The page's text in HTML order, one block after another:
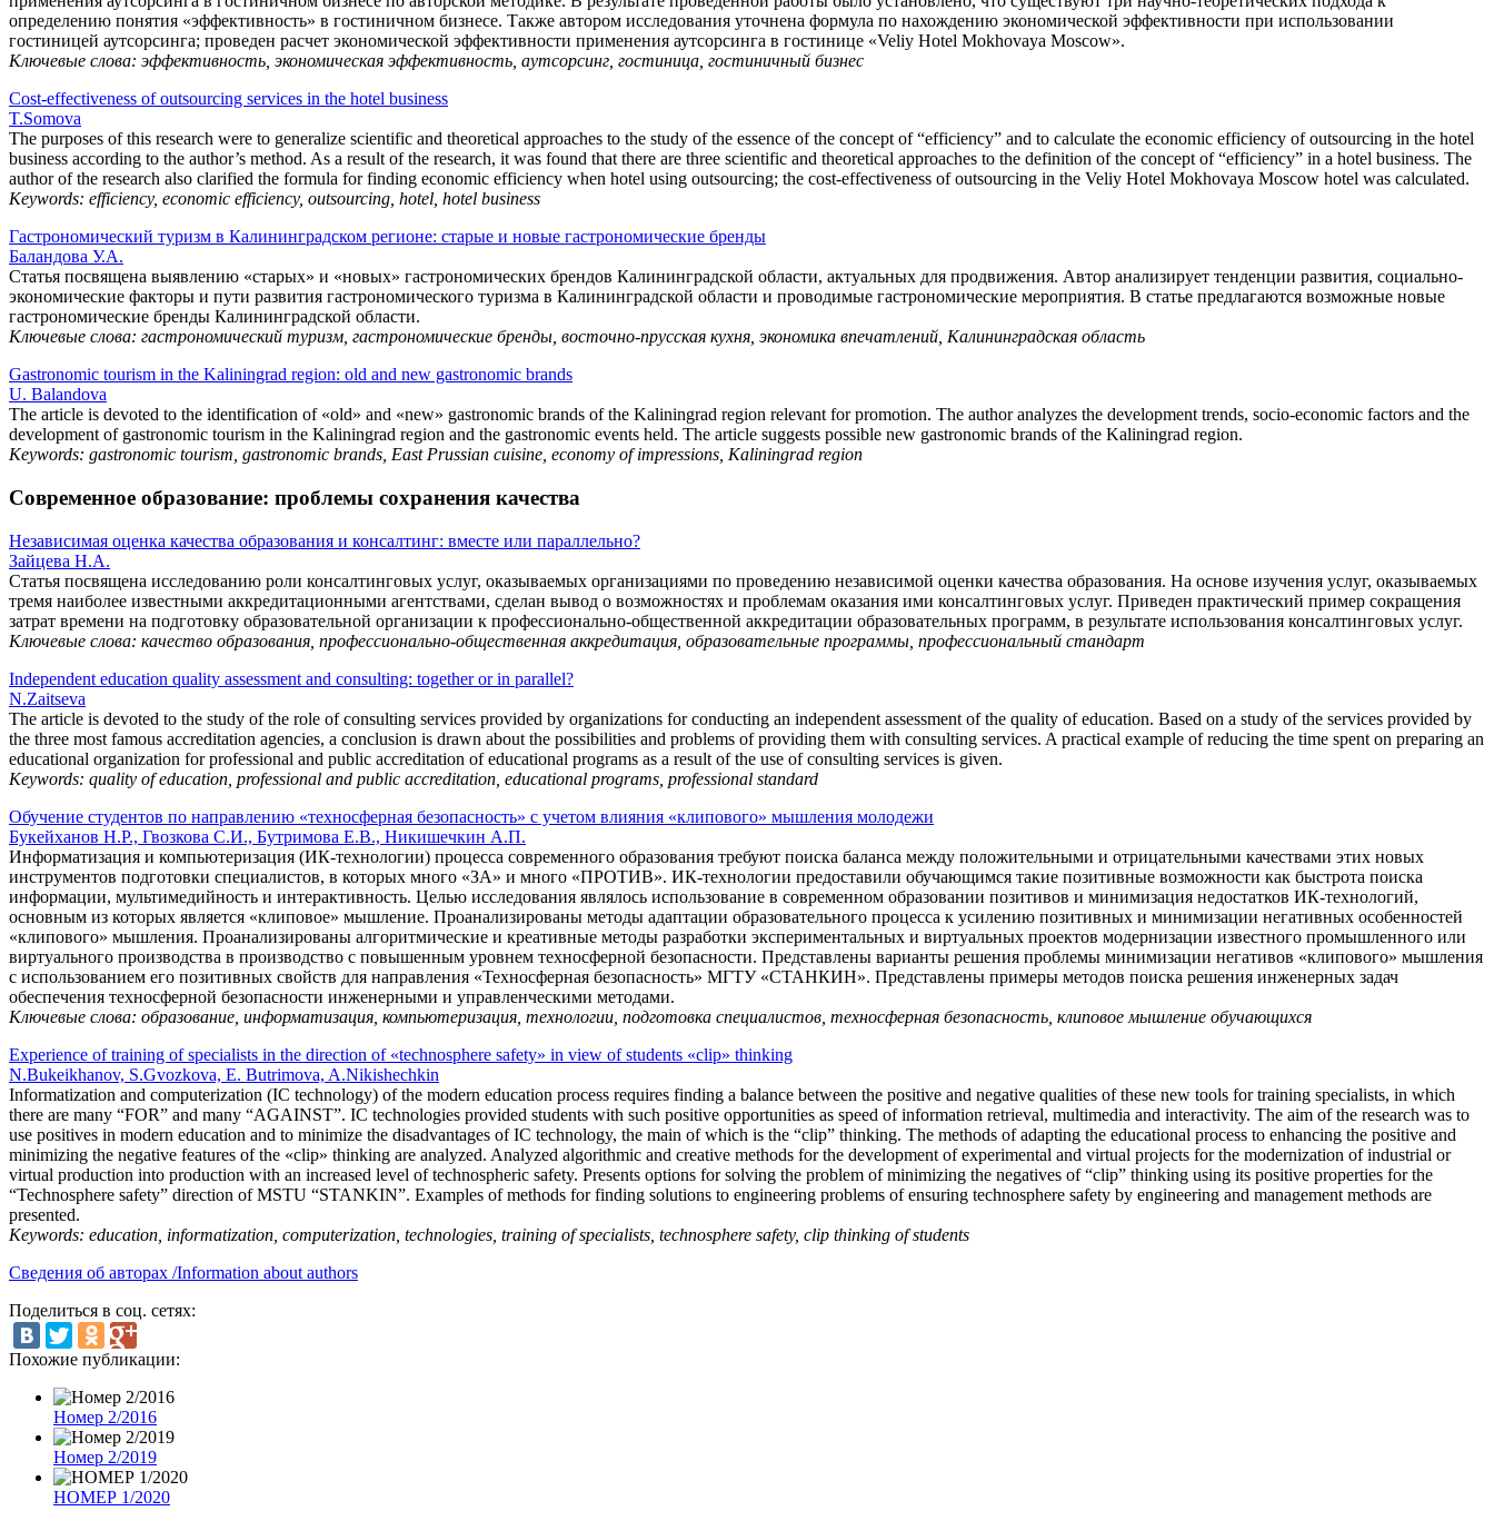
определению понятия «эффективность» в гостиничном бизнесе. Также автором исследования уточнена формула по нахождению экономической эффективности при использовании
гостиницей аутсорсинга; проведен расчет экономической эффективности применения аутсорсинга в гостинице «Veliy Hotel Mokhovaya Moscow».
Ключевые слова: эффективность, экономическая эффективность, аутсорсинг, гостиница, гостиничный бизнес
Cost-effectiveness of outsourcing services in the hotel business
T.Somova
The purposes of this research were to generalize scientific and theoretical approaches to the study of the essence of the concept of “efficiency” and to calculate the economic efficiency of outsourcing in the hotel
business according to the author’s method. As a result of the research, it was found that there are three scientific and theoretical approaches to the definition of the concept of “efficiency” in a hotel business. The
author of the research also clarified the formula for finding economic efficiency when hotel using outsourcing; the cost-effectiveness of outsourcing in the Veliy Hotel Mokhovaya Moscow hotel was calculated.
Keywords: efficiency, economic efficiency, outsourcing, hotel, hotel business
Гастрономический туризм в Калининградском регионе: старые и новые гастрономические бренды
Баландова У.А.
Статья посвящена выявлению «старых» и «новых» гастрономических брендов Калининградской области, актуальных для продвижения. Автор анализирует тенденции развития, социально-
экономические факторы и пути развития гастрономического туризма в Калининградской области и проводимые гастрономические мероприятия. В статье предлагаются возможные новые
гастрономические бренды Калининградской области.
Ключевые слова: гастрономический туризм, гастрономические бренды, восточно-прусская кухня, экономика впечатлений, Калининградская область
Gastronomic tourism in the Kaliningrad region: old and new gastronomic brands
U. Balandova
The article is devoted to the identification of «old» and «new» gastronomic brands of the Kaliningrad region relevant for promotion. The author analyzes the development trends, socio-economic factors and the
development of gastronomic tourism in the Kaliningrad region and the gastronomic events held. The article suggests possible new gastronomic brands of the Kaliningrad region.
Keywords: gastronomic tourism, gastronomic brands, East Prussian cuisine, economy of impressions, Kaliningrad region
Современное образование: проблемы сохранения качества
Независимая оценка качества образования и консалтинг: вместе или параллельно?
Зайцева Н.А.
Статья посвящена исследованию роли консалтинговых услуг, оказываемых организациями по проведению независимой оценки качества образования. На основе изучения услуг, оказываемых
тремя наиболее известными аккредитационными агентствами, сделан вывод о возможностях и проблемам оказания ими консалтинговых услуг. Приведен практический пример сокращения
затрат времени на подготовку образовательной организации к профессионально-общественной аккредитации образовательных программ, в результате использования консалтинговых услуг.
Ключевые слова: качество образования, профессионально-общественная аккредитация, образовательные программы, профессиональный стандарт
Independent education quality assessment and consulting: together or in parallel?
N.Zaitseva
The article is devoted to the study of the role of consulting services provided by organizations for conducting an independent assessment of the quality of education. Based on a study of the services provided by
the three most famous accreditation agencies, a conclusion is drawn about the possibilities and problems of providing them with consulting services. A practical example of reducing the time spent on preparing an
educational organization for professional and public accreditation of educational programs as a result of the use of consulting services is given.
Keywords: quality of education, professional and public accreditation, educational programs, professional standard
Обучение студентов по направлению «техносферная безопасность» с учетом влияния «клипового» мышления молодежи
Букейханов Н.Р., Гвозкова С.И., Бутримова Е.В., Никишечкин А.П.
Информатизация и компьютеризация (ИК-технологии) процесса современного образования требуют поиска баланса между положительными и отрицательными качествами этих новых
инструментов подготовки специалистов, в которых много «ЗА» и много «ПРОТИВ». ИК-технологии предоставили обучающимся такие позитивные возможности как быстрота поиска
информации, мультимедийность и интерактивность. Целью исследования являлось использование в современном образовании позитивов и минимизация недостатков ИК-технологий,
основным из которых является «клиповое» мышление. Проанализированы методы адаптации образовательного процесса к усилению позитивных и минимизации негативных особенностей
«клипового» мышления. Проанализированы алгоритмические и креативные методы разработки экспериментальных и виртуальных проектов модернизации известного промышленного или
виртуального производства в производство с повышенным уровнем техносферной безопасности. Представлены варианты решения проблемы минимизации негативов «клипового» мышления
с использованием его позитивных свойств для направления «Техносферная безопасность» МГТУ «СТАНКИН». Представлены примеры методов поиска решения инженерных задач
обеспечения техносферной безопасности инженерными и управленческими методами.
Ключевые слова: образование, информатизация, компьютеризация, технологии, подготовка специалистов, техносферная безопасность, клиповое мышление обучающихся
Experience of training of specialists in the direction of «technospherе safety» in view of students «clip» thinking
N.Bukeikhanov, S.Gvozkova, E. Butrimova, A.Nikishechkin
Informatization and computerization (IC technology) of the modern education process requires finding a balance between the positive and negative qualities of these new tools for training specialists, in which
there are many “FOR” and many “AGAINST”. IС technologies provided students with such positive opportunities as speed of information retrieval, multimedia and interactivity. The aim of the research was to
use positives in modern education and to minimize the disadvantages of IC technology, the main of which is the “clip” thinking. The methods of adapting the educational process to enhancing the positive and
minimizing the negative features of the «clip» thinking are analyzed. Analyzed algorithmic and creative methods for the development of experimental and virtual projects for the modernization of industrial or
virtual production into production with an increased level of technospheric safety. Presents options for solving the problem of minimizing the negatives of “clip” thinking using its positive properties for the
“Technosphere safety” direction of MSTU “STANKIN”. Examples of methods for finding solutions to engineering problems of ensuring technosphere safety by engineering and management methods are
presented.
Keywords: education, informatization, computerization, technologies, training of specialists, technosphere safety, clip thinking of students
Сведения об авторах /Information about authors
Поделиться в соц. сетях:
Похожие публикации:
Номер 2/2016
Номер 2/2019
НОМЕР 1/2020